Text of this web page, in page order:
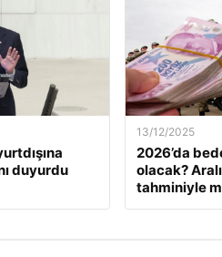
duyurdu
13/12/2025
2026’da
olacak?
tahminiyle